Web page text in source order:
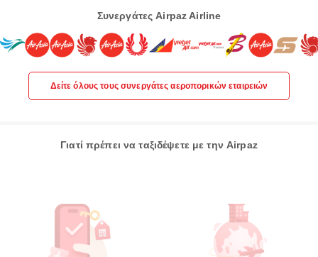
Συνεργάτες Airpaz Airline
Δείτε όλους τους συνεργάτες αεροπορικών εταιρειών
Γιατί πρέπει να ταξιδέψετε με την Airpaz